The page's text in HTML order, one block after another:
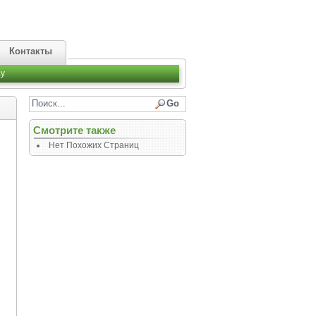
Контакты
Смотрите также
Нет Похожих Страниц